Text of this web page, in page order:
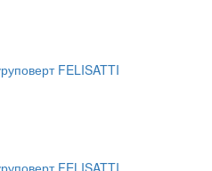
FELISATTI